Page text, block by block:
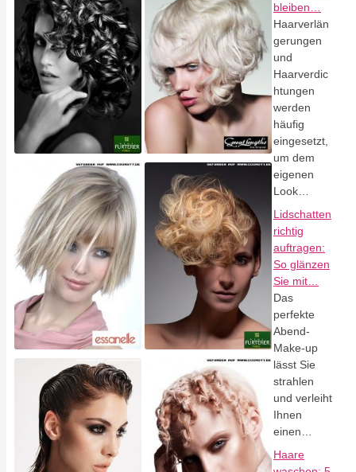
bleiben…
Haarverlän
gerungen
und
Haarverdic
htungen
werden
häufig
eingesetzt,
um dem
eigenen
Look…
Lidschatten
richtig
auftragen:
So glänzen
Sie mit…
Das
perfekte
Abend-
Make-up
lässt Sie
strahlen
und verleiht
Ihnen
einen…
Haare